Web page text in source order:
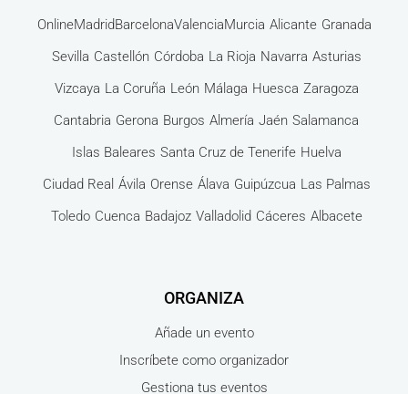
OnlineMadridBarcelonaValenciaMurcia Alicante Granada
Sevilla Castellón Córdoba La Rioja Navarra Asturias
Vizcaya La Coruña León Málaga Huesca Zaragoza
Cantabria Gerona Burgos Almería Jaén Salamanca
Islas Baleares Santa Cruz de Tenerife Huelva
Ciudad Real Ávila Orense Álava Guipúzcua Las Palmas
Toledo Cuenca Badajoz Valladolid Cáceres Albacete
ORGANIZA
Añade un evento
Inscríbete como organizador
Gestiona tus eventos